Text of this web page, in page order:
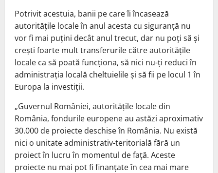
Potrivit acestuia, banii pe care îi încasează
autoritățile locale în anul acesta cu siguranță nu
vor fi mai puțini decât anul trecut, dar nu poți să și
crești foarte mult transferurile către autoritățile
locale ca să poată funcționa, să nici nu-ți reduci în
administrația locală cheltuielile și să fii pe locul 1 în
Europa la investiții.
„Guvernul României, autoritățile locale din
România, fondurile europene au astăzi aproximativ
30.000 de proiecte deschise în România. Nu există
nici o unitate administrativ-teritorială fără un
proiect în lucru în momentul de față. Aceste
proiecte nu mai pot fi finanțate în cea mai mare